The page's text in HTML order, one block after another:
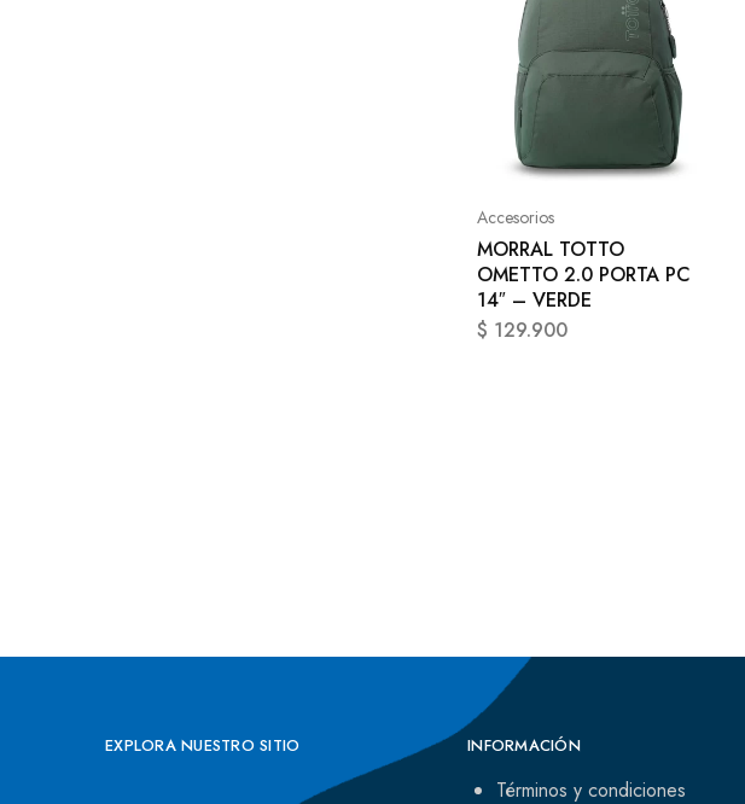
Accesorios
MORRAL TOTTO
OMETTO 2.0 PORTA PC
14″ – VERDE
$ 129.900
EXPLORA NUESTRO SITIO INFORMACIÓN
Términos y condiciones